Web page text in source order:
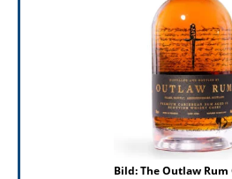
Bild: The Outlaw Rum